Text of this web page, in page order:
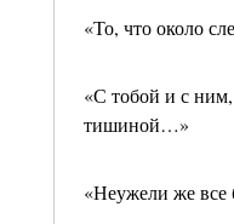
«То, что около
«С тобой и с
тишиной…»
«Неужели же